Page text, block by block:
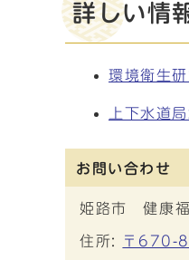
詳しい情
環境衛生
上下水道
お問い合わせ
姫路市 健康
住所: 〒670-